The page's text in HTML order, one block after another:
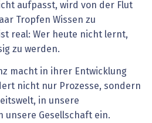
aufpasst, wird von der Flut
Tropfen Wissen zu
real: Wer heute nicht lernt,
zu werden.
macht in ihrer Entwicklung
nicht nur Prozesse, sondern
in unsere
unsere Gesellschaft ein.